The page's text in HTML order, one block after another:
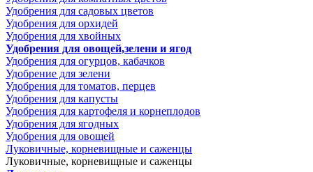
Удобрения для садовых цветов
Удобрения для орхидей
Удобрения для хвойных
Удобрения для овощей,зелени и ягод
Удобрения для огурцов, кабачков
Удобрение для зелени
Удобрения для томатов, перцев
Удобрения для капусты
Удобрения для картофеля и корнеплодов
Удобрения для ягодных
Удобрения для овощей
Луковичные, корневищные и саженцы
Луковичные, корневищные и саженцы